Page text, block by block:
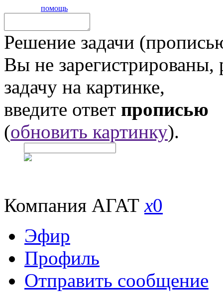
помощь
Решение задачи
Вы не
задачу на картинке,
введите ответ прописью
(обновить картинку).
Компания АГАТx0
Эфир
Профиль
Отправить сообщение